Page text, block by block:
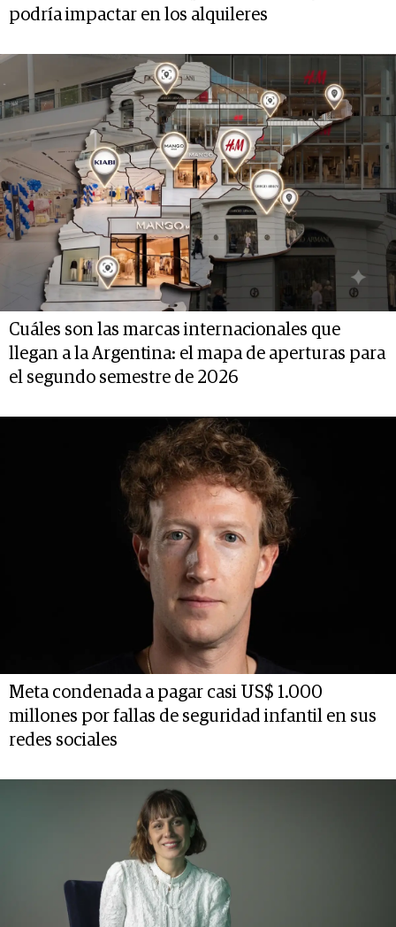
podría impactar en los alquileres
Cuáles son las marcas internacionales que
llegan a la Argentina: el mapa de aperturas para
el segundo semestre de 2026
Meta condenada a pagar casi US$ 1.000
millones por fallas de seguridad infantil en sus
redes sociales